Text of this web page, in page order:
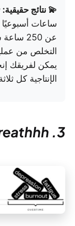
💫 نتائج حقيقية:
عن
التخلص من
يمكن لفريقك
الإنتاجية كل
3. Breathhh